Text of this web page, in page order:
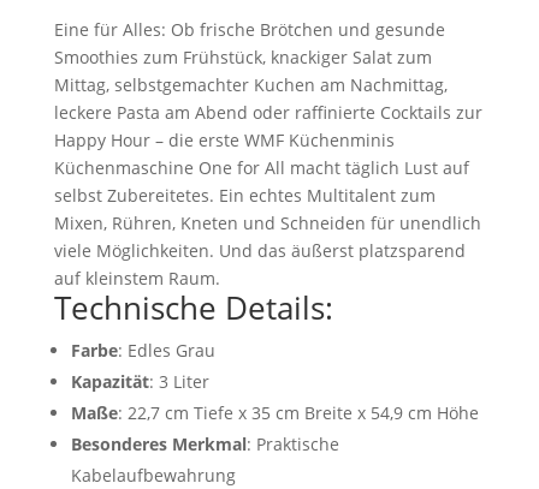
Eine für Alles: Ob frische Brötchen und gesunde
Smoothies zum Frühstück, knackiger Salat zum
Mittag, selbstgemachter Kuchen am Nachmittag,
leckere Pasta am Abend oder raffinierte Cocktails zur
Happy Hour – die erste WMF Küchenminis
Küchenmaschine One for All macht täglich Lust auf
selbst Zubereitetes. Ein echtes Multitalent zum
Mixen, Rühren, Kneten und Schneiden für unendlich
viele Möglichkeiten. Und das äußerst platzsparend
auf kleinstem Raum.
Technische Details:
Farbe: Edles Grau
Kapazität: 3 Liter
Maße: 22,7 cm Tiefe x 35 cm Breite x 54,9 cm Höhe
Besonderes Merkmal: Praktische
Kabelaufbewahrung